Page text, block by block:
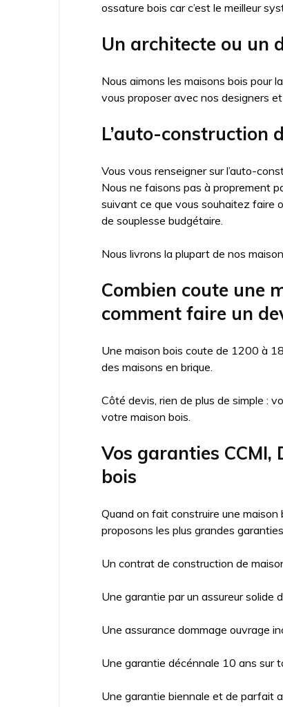
ossature bois car c’est le meilleur
Un architecte ou un
Nous aimons les maisons bois pour
vous proposer avec nos designers
L’auto-construction
Vous vous renseigner sur l’auto-
Nous ne faisons pas à proprement
suivant ce que vous souhaitez faire
de souplesse budgétaire.
Nous livrons la plupart de nos
Combien coute une
comment faire un
Une maison bois coute de 1200 à
des maisons en brique.
Côté devis, rien de plus de simple :
votre maison bois.
Vos garanties
bois
Quand on fait construire une
proposons les plus grandes
Un contrat de construction de
Une garantie par un assureur solide
Une assurance dommage ouvrage
Une garantie décénnale 10 ans sur
Une garantie biennale et de parfait